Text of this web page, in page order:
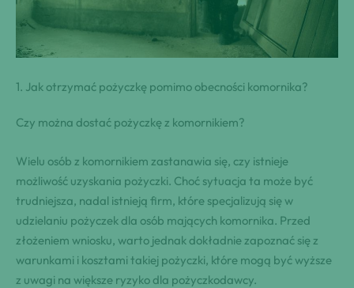
1. Jak otrzymać pożyczkę pomimo obecności komornika?
Czy można dostać⁢ pożyczkę z ⁤komornikiem?
Wielu osób‍ z komornikiem zastanawia‌ się, czy istnieje
możliwość uzyskania pożyczki.⁣ Choć sytuacja ta może być⁤
trudniejsza, ‍nadal istnieją firm, które specjalizują się w
udzielaniu pożyczek​ dla ​osób mających komornika. Przed
złożeniem wniosku, ⁤warto jednak ​dokładnie zapoznać się z
warunkami ⁤i⁣ kosztami takiej pożyczki, które ⁤mogą być ‍wyższe
z ​uwagi na ⁤większe‌ ryzyko dla ⁣pożyczkodawcy.